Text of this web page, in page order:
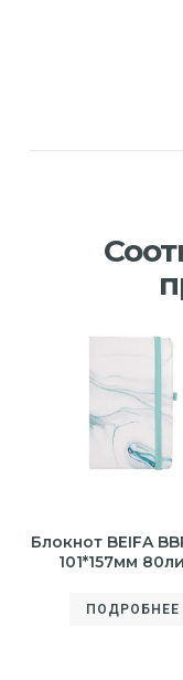
Блокнот BEIFA
101*157мм
ПОДРОБНЕЕ